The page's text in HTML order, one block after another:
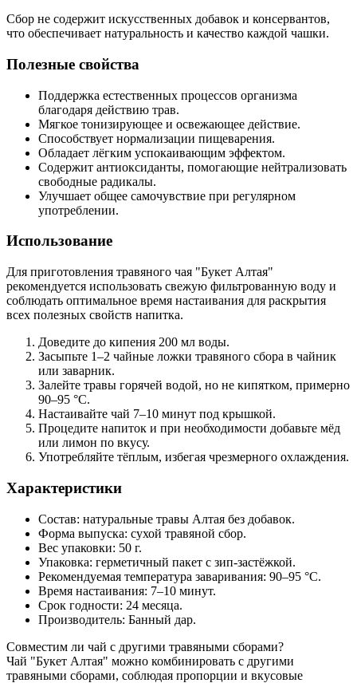
Сбор не содержит искусственных добавок и консервантов,
что обеспечивает натуральность и качество каждой чашки.
Полезные свойства
Поддержка естественных процессов организма
благодаря действию трав.
Мягкое тонизирующее и освежающее действие.
Способствует нормализации пищеварения.
Обладает лёгким успокаивающим эффектом.
Содержит антиоксиданты, помогающие нейтрализовать
свободные радикалы.
Улучшает общее самочувствие при регулярном
употреблении.
Использование
Для приготовления травяного чая "Букет Алтая"
рекомендуется использовать свежую фильтрованную воду и
соблюдать оптимальное время настаивания для раскрытия
всех полезных свойств напитка.
Доведите до кипения 200 мл воды.
Засыпьте 1–2 чайные ложки травяного сбора в чайник
или заварник.
Залейте травы горячей водой, но не кипятком, примерно
90–95 °C.
Настаивайте чай 7–10 минут под крышкой.
Процедите напиток и при необходимости добавьте мёд
или лимон по вкусу.
Употребляйте тёплым, избегая чрезмерного охлаждения.
Характеристики
Состав: натуральные травы Алтая без добавок.
Форма выпуска: сухой травяной сбор.
Вес упаковки: 50 г.
Упаковка: герметичный пакет с зип-застёжкой.
Рекомендуемая температура заваривания: 90–95 °C.
Время настаивания: 7–10 минут.
Срок годности: 24 месяца.
Производитель: Банный дар.
Совместим ли чай с другими травяными сборами?
Чай "Букет Алтая" можно комбинировать с другими
травяными сборами, соблюдая пропорции и вкусовые